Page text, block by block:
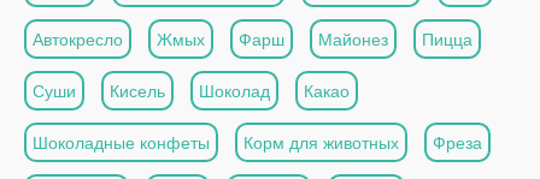
Автокресло Жмых Фарш Майонез Пицца
Суши Кисель Шоколад Какао
Шоколадные конфеты Корм для животных Фреза